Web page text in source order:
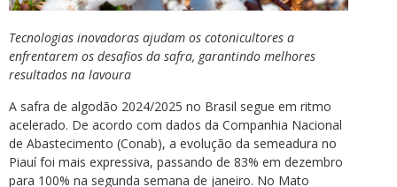
Tecnologias inovadoras ajudam os cotonicultores a
enfrentarem os desafios da safra, garantindo melhores
resultados na lavoura
A safra de algodão 2024/2025 no Brasil segue em ritmo
acelerado. De acordo com dados da Companhia Nacional
de Abastecimento (Conab), a evolução da semeadura no
Piauí foi mais expressiva, passando de 83% em dezembro
para 100% na segunda semana de janeiro. No Mato